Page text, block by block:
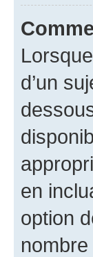
d’un
en
option